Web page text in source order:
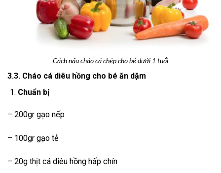
Cách nấu cháo cá chép cho bé dưới 1 tuổi
3.3. Cháo cá diêu hồng cho bé ăn dặm
Chuẩn bị
– 200gr gạo nếp
– 100gr gạo tẻ
– 20g thịt cá diêu hồng hấp chín